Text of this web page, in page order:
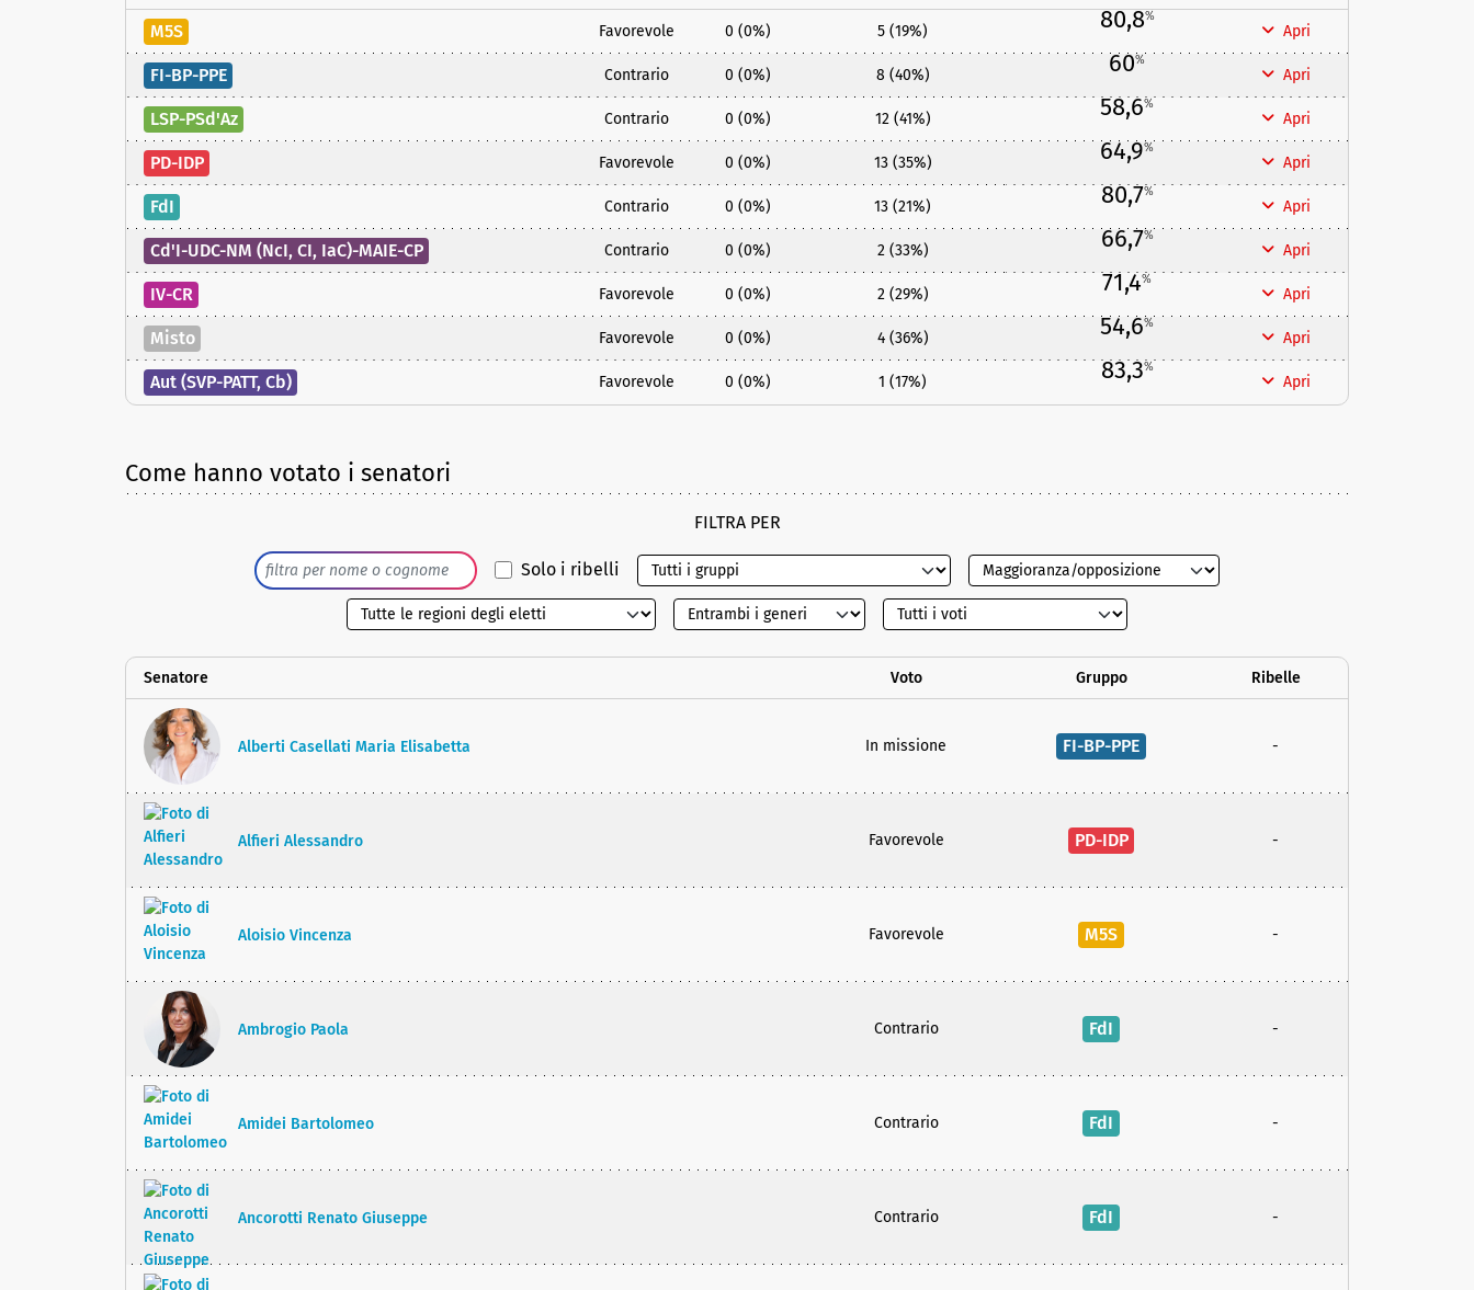
M5S Favorevole 0 (0%) 5 (19%) 80,8%
Apri
FI-BP-PPE Contrario 0 (0%) 8 (40%) 60%
Apri
LSP-PSd'Az Contrario 0 (0%) 12 (41%) 58,6%
Apri
PD-IDP Favorevole 0 (0%) 13 (35%) 64,9%
Apri
FdI Contrario 0 (0%) 13 (21%) 80,7%
Apri
Cd'I-UDC-NM (NcI, CI, IaC)-MAIE-CP Contrario 0 (0%) 2 (33%) 66,7%
Apri
IV-CR Favorevole 0 (0%) 2 (29%) 71,4%
Apri
Misto Favorevole 0 (0%) 4 (36%) 54,6%
Apri
Aut (SVP-PATT, Cb) Favorevole 0 (0%) 1 (17%) 83,3%
Apri
Come hanno votato i senatori
FILTRA PER
Solo i ribelli
Senatore Voto Gruppo Ribelle
Alberti Casellati Maria Elisabetta In missione FI-BP-PPE -
Alfieri Alessandro Favorevole PD-IDP -
Aloisio Vincenza Favorevole M5S -
Ambrogio Paola Contrario FdI -
Amidei Bartolomeo Contrario FdI -
Ancorotti Renato Giuseppe Contrario FdI -